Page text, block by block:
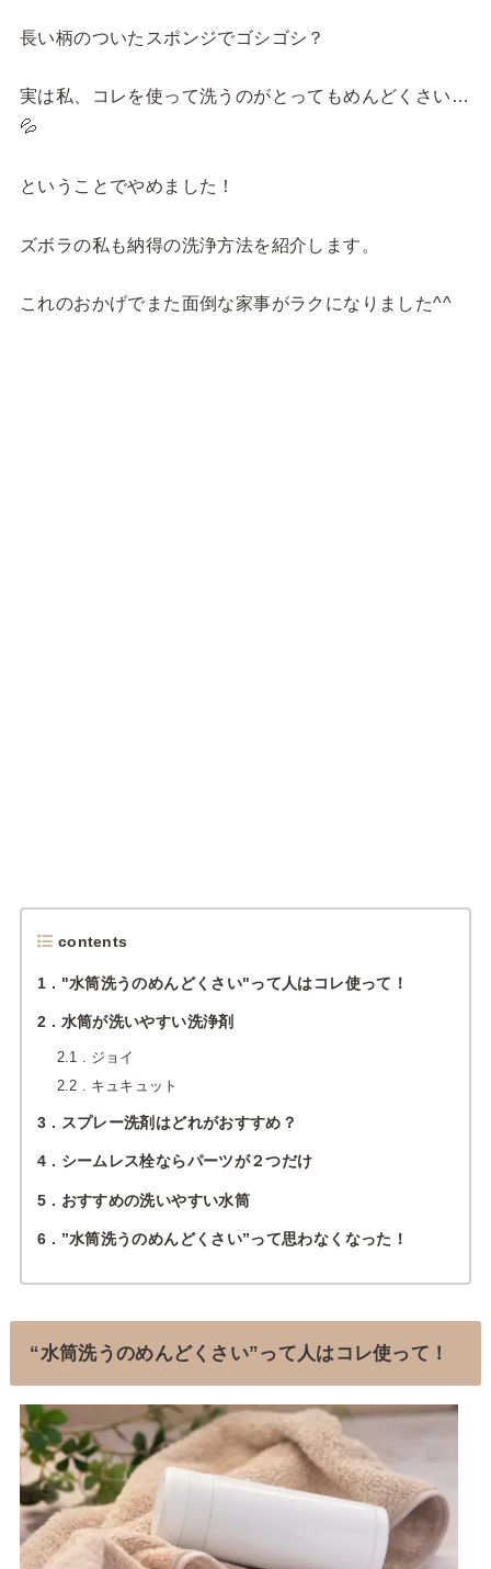
長い柄のついたスポンジでゴシゴシ？
実は私、コレを使って洗うのがとってもめんどくさい…
💦
ということでやめました！
ズボラの私も納得の洗浄方法を紹介します。
これのおかげでまた面倒な家事がラクになりました^^
contents
1 "水筒洗うのめんどくさい"って人はコレ使って！
2 水筒が洗いやすい洗浄剤
2.1
ジョイ
2.2
キュキュット
3 スプレー洗剤はどれがおすすめ？
4 シームレス栓ならパーツが２つだけ
5 おすすめの洗いやすい水筒
6 ”水筒洗うのめんどくさい”って思わなくなった！
“水筒洗うのめんどくさい”って人はコレ使って！